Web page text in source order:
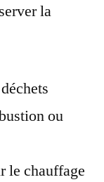
la
ou
le chauffage